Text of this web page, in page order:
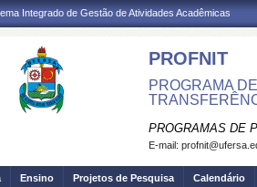
Integrado de Gestão de Atividades Acadêmicas
PROFNIT
PROGRAMA
PROGRAMAS DE
E-mail:
Ensino Projetos de Pesquisa Calendário